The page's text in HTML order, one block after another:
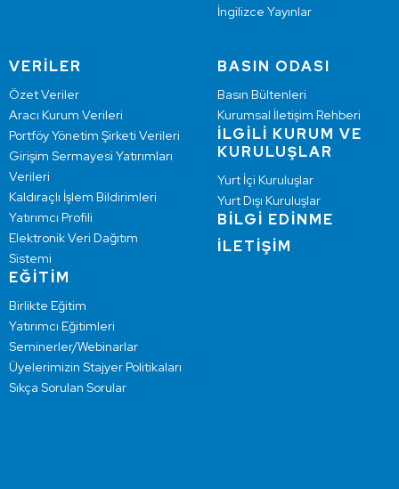
İngilizce Yayınlar
VERİLER
Özet Veriler
Aracı Kurum Verileri
Portföy Yönetim Şirketi Verileri
Girişim Sermayesi Yatırımları
Verileri
Kaldıraçlı İşlem Bildirimleri
Yatırımcı Profili
Elektronik Veri Dağıtım
Sistemi
EĞİTİM
Birlikte Eğitim
Yatırımcı Eğitimleri
Seminerler/Webinarlar
Üyelerimizin Stajyer Politikaları
Sıkça Sorulan Sorular
BASIN ODASI
Basın Bültenleri
Kurumsal İletişim Rehberi
İLGİLİ KURUM VE
KURULUŞLAR
Yurt İçi Kuruluşlar
Yurt Dışı Kuruluşlar
BİLGİ EDİNME
İLETİŞİM